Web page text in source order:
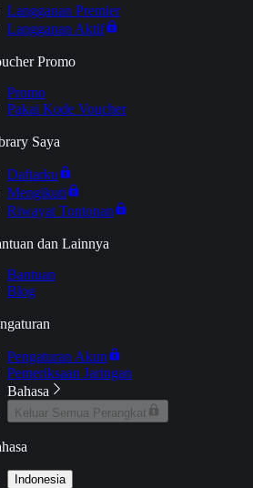
Langganan Premier
Langganan Aktif
Promo
Promo
Pakai Kode Voucher
Saya
Daftarku
Mengikuti
Riwayat Tontonan
dan Lainnya
Bantuan
Blog
Pengaturan Akun
Pemeriksaan Jaringan
Bahasa
Keluar Semua Perangkat
Indonesia